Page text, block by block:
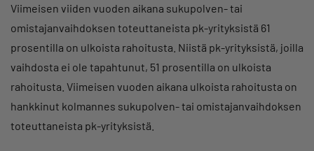
Viimeisen viiden vuoden aikana sukupolven- tai
omistajanvaihdoksen toteuttaneista pk-yrityksistä 61
prosentilla on ulkoista rahoitusta. Niistä pk-yrityksistä, joilla
vaihdosta ei ole tapahtunut, 51 prosentilla on ulkoista
rahoitusta. Viimeisen vuoden aikana ulkoista rahoitusta on
hankkinut kolmannes sukupolven- tai omistajanvaihdoksen
toteuttaneista pk-yrityksistä.